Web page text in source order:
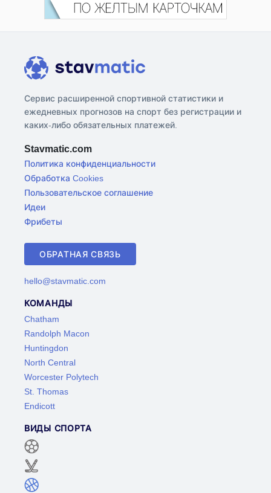
Сервис расширенной спортивной статистики и
ежедневных прогнозов на спорт без регистрации и
каких-либо обязательных платежей.
Stavmatic.com
Политика конфиденциальности
Обработка Cookies
Пользовательское соглашение
Идеи
Фрибеты
ОБРАТНАЯ СВЯЗЬ
hello@stavmatic.com
КОМАНДЫ
Chatham
Randolph Macon
Huntingdon
North Central
Worcester Polytech
St. Thomas
Endicott
ВИДЫ СПОРТА